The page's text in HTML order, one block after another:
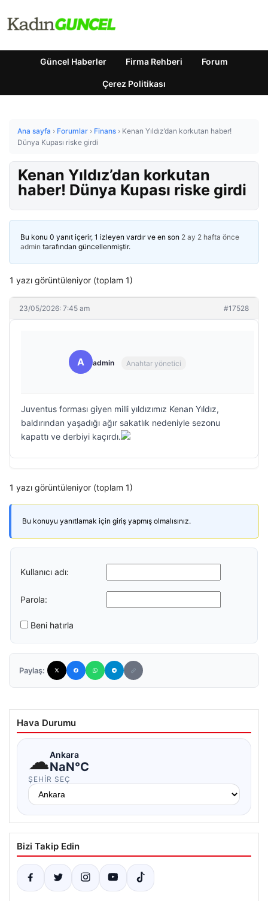
Güncel Haberler Firma Rehberi Forum
Çerez Politikası
Ana sayfa › Forumlar › Finans › Kenan Yıldız’dan korkutan haber!
Dünya Kupası riske girdi
Kenan Yıldız’dan korkutan
haber! Dünya Kupası riske girdi
Bu konu 0 yanıt içerir, 1 izleyen vardır ve en son 2 ay 2 hafta önce
admin tarafından güncellenmiştir.
1 yazı görüntüleniyor (toplam 1)
23/05/2026: 7:45 am #17528
A admin Anahtar yönetici
Juventus forması giyen milli yıldızımız Kenan Yıldız,
baldırından yaşadığı ağır sakatlık nedeniyle sezonu
kapattı ve derbiyi kaçırdı.
1 yazı görüntüleniyor (toplam 1)
Bu konuyu yanıtlamak için giriş yapmış olmalısınız.
Kullanıcı adı:
Parola:
Beni hatırla
Paylaş:
Hava Durumu
☁Ankara
NaN°C
ŞEHIR SEÇ
Bizi Takip Edin